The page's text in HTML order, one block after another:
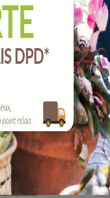
litres.